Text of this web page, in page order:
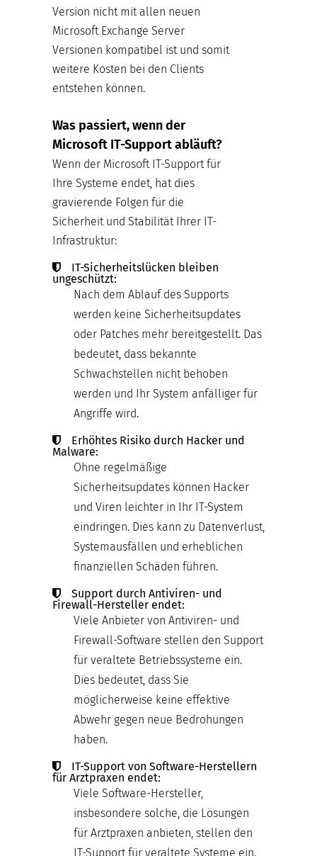
Version nicht mit allen neuen
Microsoft Exchange Server
Versionen kompatibel ist und somit
weitere Kosten bei den Clients
entstehen können.
Was passiert, wenn der
Microsoft IT-Support abläuft?
Wenn der Microsoft IT-Support für
Ihre Systeme endet, hat dies
gravierende Folgen für die
Sicherheit und Stabilität Ihrer IT-
Infrastruktur:
IT-Sicherheitslücken bleiben
ungeschützt:
Nach dem Ablauf des Supports
werden keine Sicherheitsupdates
oder Patches mehr bereitgestellt. Das
bedeutet, dass bekannte
Schwachstellen nicht behoben
werden und Ihr System anfälliger für
Angriffe wird.
Erhöhtes Risiko durch Hacker und
Malware:
Ohne regelmäßige
Sicherheitsupdates können Hacker
und Viren leichter in Ihr IT-System
eindringen. Dies kann zu Datenverlust,
Systemausfällen und erheblichen
finanziellen Schäden führen.
Support durch Antiviren- und
Firewall-Hersteller endet:
Viele Anbieter von Antiviren- und
Firewall-Software stellen den Support
für veraltete Betriebssysteme ein.
Dies bedeutet, dass Sie
möglicherweise keine effektive
Abwehr gegen neue Bedrohungen
haben.
IT-Support von Software-Herstellern
für Arztpraxen endet:
Viele Software-Hersteller,
insbesondere solche, die Lösungen
für Arztpraxen anbieten, stellen den
IT-Support für veraltete Systeme ein.